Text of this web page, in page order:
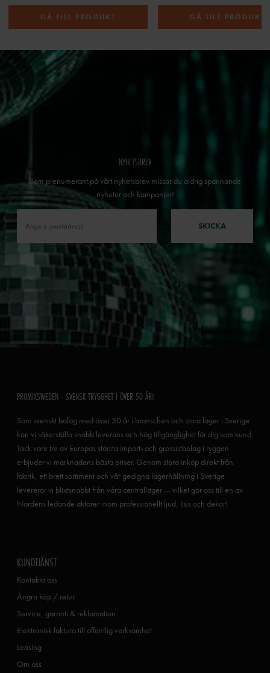
GÅ TILL PRODUKT GÅ TILL PRODUKT
NYHETSBREV
Som prenumerant på vårt nyhetsbrev missar du aldrig spännande
nyheter och kampanjer!
SKICKA
PROMIXSWEDEN - SVENSK TRYGGHET I ÖVER 50 ÅR!
Som svenskt bolag med över 50 år i branschen och stora lager i Sverige
kan vi säkerställa snabb leverans och hög tillgänglighet för dig som kund.
Tack vare tre av Europas största import- och grossistbolag i ryggen
erbjuder vi marknadens bästa priser. Genom stora inköp direkt från
fabrik, ett brett sortiment och vår gedigna lagerhållning i Sverige
levererar vi blixtsnabbt från våra centrallager — vilket gör oss till en av
Nordens ledande aktörer inom professionellt ljud, ljus och dekor!
KUNDTJÄNST
Kontakta oss
Ångra köp / retur
Service, garanti & reklamation
Elektronisk faktura till offentlig verksamhet
Leasing
Om oss